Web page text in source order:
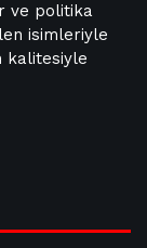
ve politika
isimleriyle
kalitesiyle